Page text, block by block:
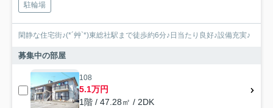
駐輪場
閑静な住宅街♪(*´艸`*)東総社駅まで徒歩約6分♪日当たり良好♪設備充実♪
募集中の部屋
108
5.1万円
1階 / 47.28㎡ / 2DK